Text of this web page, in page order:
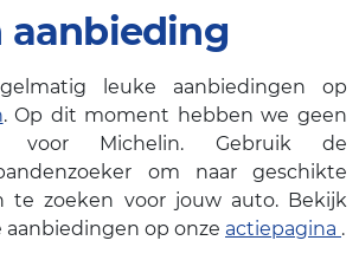
aanbieding
leuke aanbiedingen op
. Op dit moment hebben we geen
voor Michelin. Gebruik de
om naar geschikte
te zoeken voor jouw auto. Bekijk
aanbiedingen op onze actiepagina .